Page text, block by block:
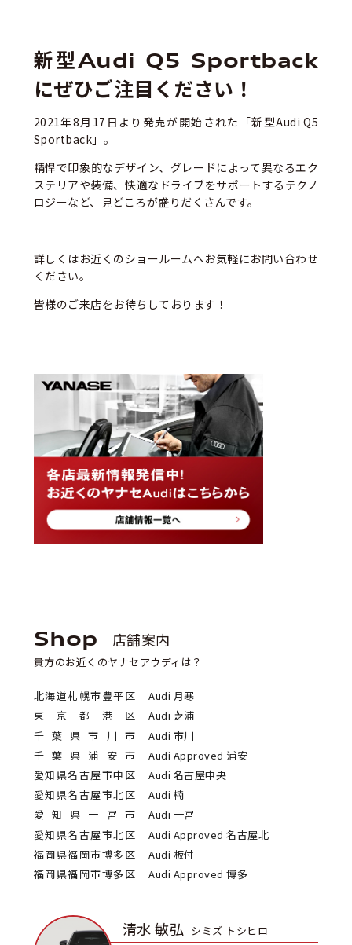
新型Audi Q5 Sportback
にぜひご注目ください！
2021年8月17日より発売が開始された「新型Audi Q5
Sportback」。
精悍で印象的なデザイン、グレードによって異なるエク
ステリアや装備、快適なドライブをサポートするテクノ
ロジーなど、見どころが盛りだくさんです。
詳しくはお近くのショールームへお気軽にお問い合わせ
ください。
皆様のご来店をお待ちしております！
Shop 店舗案内
貴方のお近くのヤナセアウディは？
北海道札幌市豊平区
Audi 月寒
東京都港区
Audi 芝浦
千葉県市川市
Audi 市川
千葉県浦安市
Audi Approved 浦安
愛知県名古屋市中区
Audi 名古屋中央
愛知県名古屋市北区
Audi 楠
愛知県一宮市
Audi 一宮
愛知県名古屋市北区
Audi Approved 名古屋北
福岡県福岡市博多区
Audi 板付
福岡県福岡市博多区
Audi Approved 博多
清水 敏弘 シミズ トシヒロ